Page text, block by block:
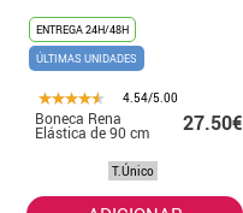
ENTREGA 24H/48H
ÚLTIMAS UNIDADES
4.54/5.00
Boneca Rena
Elástica de 90 cm 27.50€
T.Único